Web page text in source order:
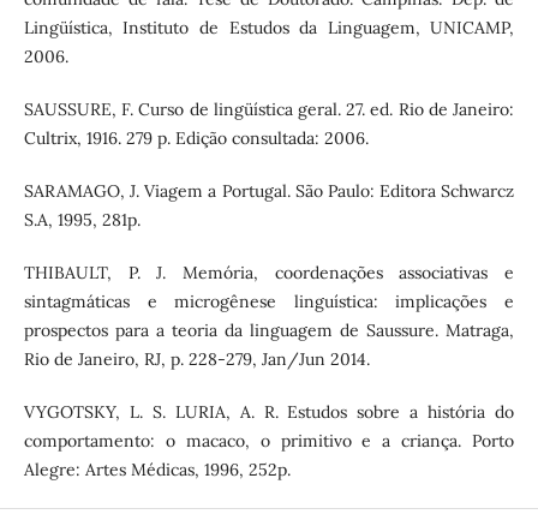
Lingüística, Instituto de Estudos da Linguagem, UNICAMP,
2006.
SAUSSURE, F. Curso de lingüística geral. 27. ed. Rio de Janeiro:
Cultrix, 1916. 279 p. Edição consultada: 2006.
SARAMAGO, J. Viagem a Portugal. São Paulo: Editora Schwarcz
S.A, 1995, 281p.
THIBAULT, P. J. Memória, coordenações associativas e
sintagmáticas e microgênese linguística: implicações e
prospectos para a teoria da linguagem de Saussure. Matraga,
Rio de Janeiro, RJ, p. 228-279, Jan/Jun 2014.
VYGOTSKY, L. S. LURIA, A. R. Estudos sobre a história do
comportamento: o macaco, o primitivo e a criança. Porto
Alegre: Artes Médicas, 1996, 252p.